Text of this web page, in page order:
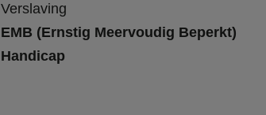
Verslaving
EMB (Ernstig Meervoudig Beperkt)
Handicap